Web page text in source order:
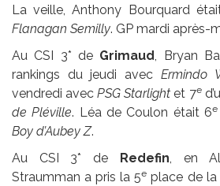
La veille, Anthony Bourquard
Flanagan Semilly. GP mardi après-
Au CSI 3* de Grimaud, Bryan
rankings du jeudi avec Ermindo
vendredi avecPSG Starlight et 7e
de Pléville. Léa de Coulon était 6e
Boy d’Aubey Z.
Au CSI 3* de
Redefin, en
Straumman a pris la 5e place de la